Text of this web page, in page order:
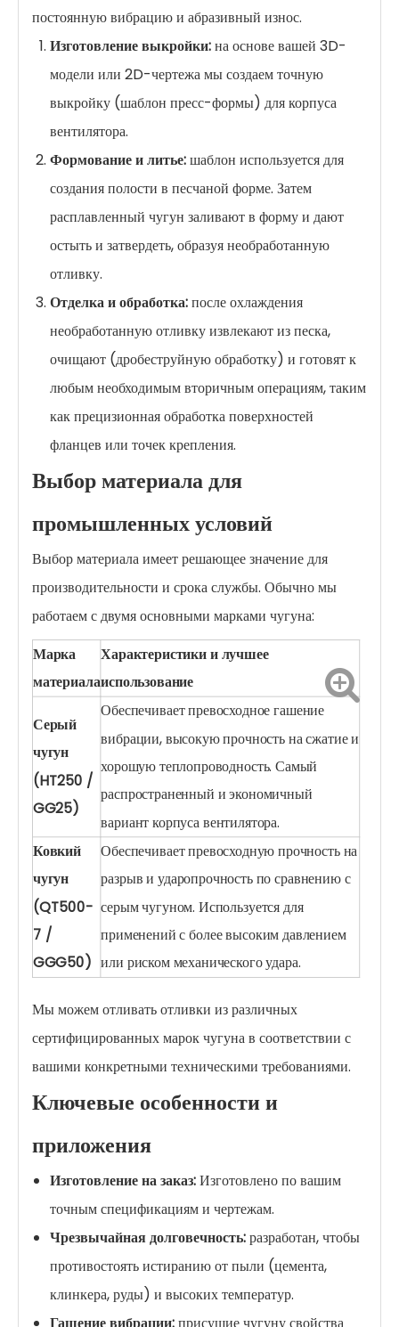
постоянную вибрацию и абразивный износ.
Изготовление выкройки:на основе вашей 3D-
модели или 2D-чертежа мы создаем точную
выкройку (шаблон пресс-формы) для корпуса
вентилятора.
Формование и литье:шаблон используется для
создания полости в песчаной форме. Затем
расплавленный чугун заливают в форму и дают
остыть и затвердеть, образуя необработанную
отливку.
Отделка и обработка:после охлаждения
необработанную отливку извлекают из песка,
очищают (дробеструйную обработку) и готовят к
любым необходимым вторичным операциям, таким
как прецизионная обработка поверхностей
фланцев или точек крепления.
Выбор материала для
промышленных условий
Выбор материала имеет решающее значение для
производительности и срока службы. Обычно мы
работаем с двумя основными марками чугуна:
Марка
материала
Характеристики и лучшее
использование
Серый
чугун
(HT250 /
GG25)
Обеспечивает превосходное гашение
вибрации, высокую прочность на сжатие и
хорошую теплопроводность. Самый
распространенный и экономичный
вариант корпуса вентилятора.
Ковкий
чугун
(QT500-
7 /
GGG50)
Обеспечивает превосходную прочность на
разрыв и ударопрочность по сравнению с
серым чугуном. Используется для
применений с более высоким давлением
или риском механического удара.
Мы можем отливать отливки из различных
сертифицированных марок чугуна в соответствии с
вашими конкретными техническими требованиями.
Ключевые особенности и
приложения
Изготовление на заказ:Изготовлено по вашим
точным спецификациям и чертежам.
Чрезвычайная долговечность:разработан, чтобы
противостоять истиранию от пыли (цемента,
клинкера, руды) и высоких температур.